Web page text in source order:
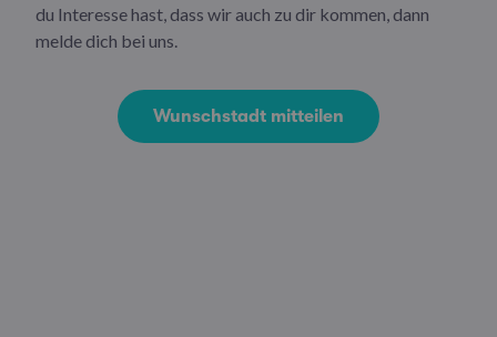
du Interesse hast, dass wir auch zu dir kommen, dann
melde dich bei uns.
Wunschstadt mitteilen